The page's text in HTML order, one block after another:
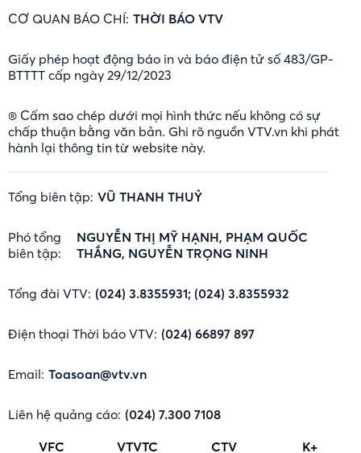
CƠ QUAN BÁO CHÍ: THỜI BÁO VTV
Giấy phép hoạt động báo in và báo điện tử số 483/GP-
BTTTT cấp ngày 29/12/2023
® Cấm sao chép dưới mọi hình thức nếu không có sự
chấp thuận bằng văn bản. Ghi rõ nguồn VTV.vn khi phát
hành lại thông tin từ website này.
Tổng biên tập: VŨ THANH THUỶ
Phó tổng
biên tập:
NGUYỄN THỊ MỸ HẠNH, PHẠM QUỐC
THẮNG, NGUYỄN TRỌNG NINH
Tổng đài VTV: (024) 3.8355931; (024) 3.8355932
Điện thoại Thời báo VTV: (024) 66897 897
Email: Toasoan@vtv.vn
Liên hệ quảng cáo: (024) 7.300 7108
VFC
VTVTC CTV K+